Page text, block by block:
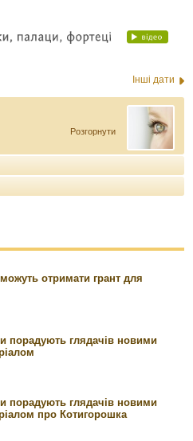
Інші дати
Розгорнути
можуть отримати грант для
порадують глядачів новими
порадують глядачів новими
про Котигорошка